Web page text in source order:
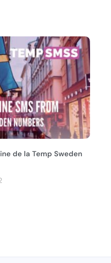
de la Temp Sweden